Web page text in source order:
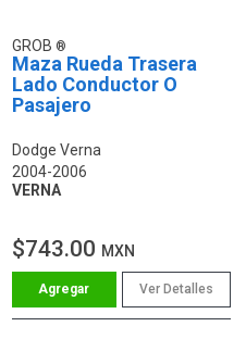
GROB
Maza Rueda Trasera
Lado Conductor O
Pasajero
Dodge Verna
2004-2006
VERNA
$743.00 MXN
Ver Detalles